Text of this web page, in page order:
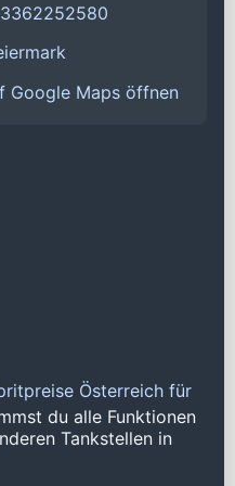
Google Maps öffnen
Österreich für
du alle Funktionen
Tankstellen in